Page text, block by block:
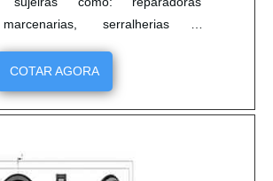
serralherias e
O Aspirador eletropneumático
também ser utilizado acoplado a
aspirada e seu grande
de um serviço limpo. O
COTAR AGORA